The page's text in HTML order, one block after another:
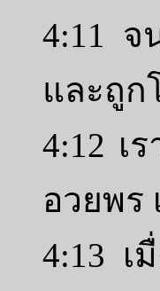
4:11 จ
และถูก
4:12 เ
อวยพร
4:13 เ